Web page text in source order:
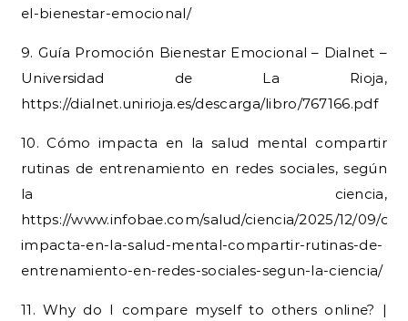
el-bienestar-emocional/
9. Guía Promoción Bienestar Emocional – Dialnet –
Universidad de La Rioja,
https://dialnet.unirioja.es/descarga/libro/767166.pdf
10. Cómo impacta en la salud mental compartir
rutinas de entrenamiento en redes sociales, según
la ciencia,
https://www.infobae.com/salud/ciencia/2025/12/09/
impacta-en-la-salud-mental-compartir-rutinas-de-
entrenamiento-en-redes-sociales-segun-la-ciencia/
11. Why do I compare myself to others online? |